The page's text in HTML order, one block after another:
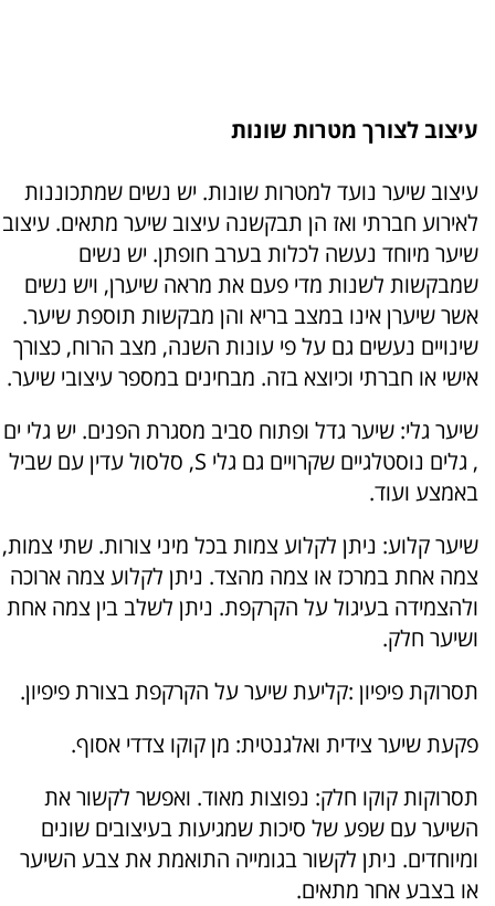
עיצוב לצורך מטרות שונות
עיצוב שיער נועד למטרות שונות. יש נשים שמתכוננות
לאירוע חברתי ואז הן תבקשנה עיצוב שיער מתאים. עיצוב
שיער מיוחד נעשה לכלות בערב חופתן. יש נשים
שמבקשות לשנות מדי פעם את מראה שיערן, ויש נשים
אשר שיערן אינו במצב בריא והן מבקשות תוספת שיער.
שינויים נעשים גם על פי עונות השנה, מצב הרוח, כצורך
אישי או חברתי וכיוצא בזה. מבחינים במספר עיצובי שיער.
שיער גלי: שיער גדל ופתוח סביב מסגרת הפנים. יש גלי ים
, גלים נוסטלגיים שקרויים גם גלי S, סלסול עדין עם שביל
באמצע ועוד.
שיער קלוע: ניתן לקלוע צמות בכל מיני צורות. שתי צמות,
צמה אחת במרכז או צמה מהצד. ניתן לקלוע צמה ארוכה
ולהצמידה בעיגול על הקרקפת. ניתן לשלב בין צמה אחת
ושיער חלק.
תסרוקת פיפיון :קליעת שיער על הקרקפת בצורת פיפיון.
פקעת שיער צידית ואלגנטית: מן קוקו צדדי אסוף.
תסרוקות קוקו חלק: נפוצות מאוד. ואפשר לקשור את
השיער עם שפע של סיכות שמגיעות בעיצובים שונים
ומיוחדים. ניתן לקשור בגומייה התואמת את צבע השיער
או בצבע אחר מתאים.